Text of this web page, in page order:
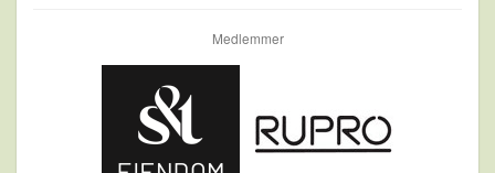
Medlemmer